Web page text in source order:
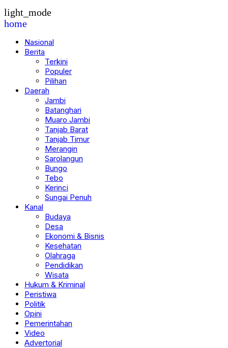
light_mode
home
Nasional
Berita
Terkini
Populer
Pilihan
Daerah
Jambi
Batanghari
Muaro Jambi
Tanjab Barat
Tanjab Timur
Merangin
Sarolangun
Bungo
Tebo
Kerinci
Sungai Penuh
Kanal
Budaya
Desa
Ekonomi & Bisnis
Kesehatan
Olahraga
Pendidikan
Wisata
Hukum & Kriminal
Peristiwa
Politik
Opini
Pemerintahan
Video
Advertorial